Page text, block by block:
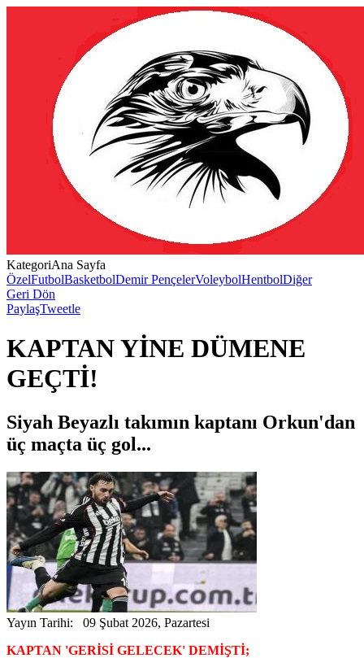
KategoriAna Sayfa
ÖzelFutbolBasketbolDemir PençelerVoleybolHentbolDiğer
Geri Dön
PaylaşTweetle
KAPTAN YİNE DÜMENE
GEÇTİ!
Siyah Beyazlı takımın kaptanı Orkun'dan
üç maçta üç gol...
Yayın Tarihi: 09 Şubat 2026, Pazartesi
KAPTAN 'GERİSİ GELECEK' DEMİŞTİ;